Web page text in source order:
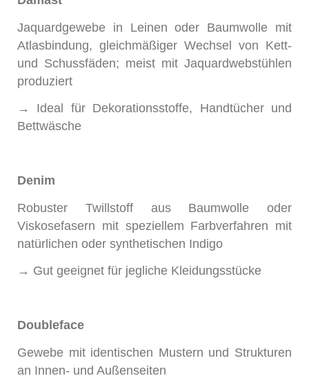
Jaquardgewebe in Leinen oder Baumwolle mit
Atlasbindung, gleichmäßiger Wechsel von Kett-
und Schussfäden; meist mit Jaquardwebstühlen
produziert
→ Ideal für Dekorationsstoffe, Handtücher und
Bettwäsche
Denim
Robuster Twillstoff aus Baumwolle oder
Viskosefasern mit speziellem Farbverfahren mit
natürlichen oder synthetischen Indigo
→ Gut geeignet für jegliche Kleidungsstücke
Doubleface
Gewebe mit identischen Mustern und Strukturen
an Innen- und Außenseiten